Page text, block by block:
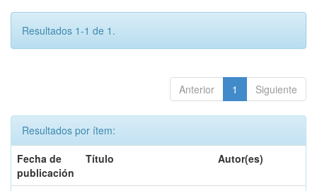
Resultados 1-1 de 1.
Anterior 1 Siguiente
Resultados por ítem:
Fecha de
publicación
Título Autor(es)